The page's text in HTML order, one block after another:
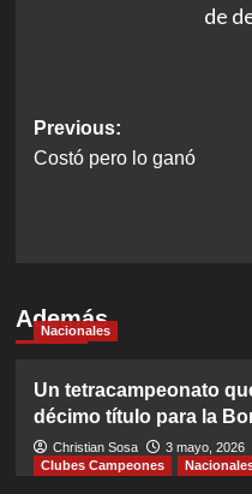
de
Post
navigation
Previous:
Costó pero lo ganó
Además
Nacionales
Un tetracampeonato
décimo título para la
Christian Sosa 3 mayo, 2026
Clubes Campeones